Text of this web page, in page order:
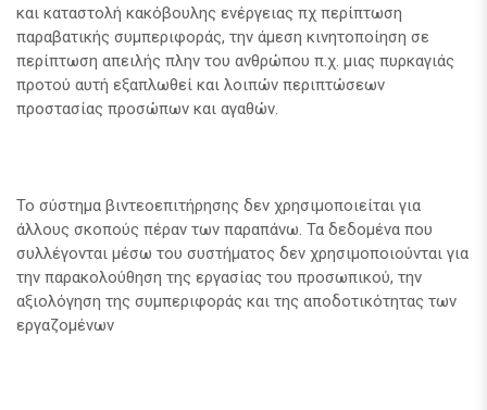
και καταστολή κακόβουλης ενέργειας πχ περίπτωση
παραβατικής συμπεριφοράς, την άμεση κινητοποίηση σε
περίπτωση απειλής πλην του ανθρώπου π.χ. μιας πυρκαγιάς
προτού αυτή εξαπλωθεί και λοιπών περιπτώσεων
προστασίας προσώπων και αγαθών.
Το σύστημα βιντεοεπιτήρησης δεν χρησιμοποιείται για
άλλους σκοπούς πέραν των παραπάνω. Τα δεδομένα που
συλλέγονται μέσω του συστήματος δεν χρησιμοποιούνται για
την παρακολούθηση της εργασίας του προσωπικού, την
αξιολόγηση της συμπεριφοράς και της αποδοτικότητας των
εργαζομένων